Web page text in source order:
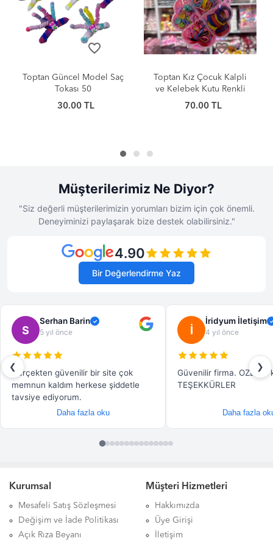
Toptan Kız Çocuk Kalpli
ve Kelebek Kutu Renkli
Saç Tokası ve Lastik Seti
70.00 TL
favorite_border
Toptan Güncel Model Saç
Tokası 1
18.00 TL
Kurumsal
Mesafeli Satış Sözleşmesi
Değişim ve İade Politikası
Açık Rıza Beyanı
Müşteri Hizmetleri
Hakkımızda
Üye Girişi
İletişim